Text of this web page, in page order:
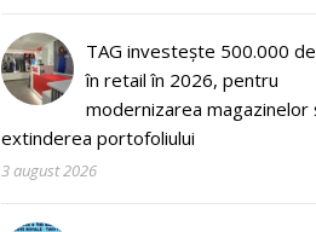
TAG investește 500.000
în retail în 2026, pentru
modernizarea magazinelor
extinderea portofoliului
3 august 2026